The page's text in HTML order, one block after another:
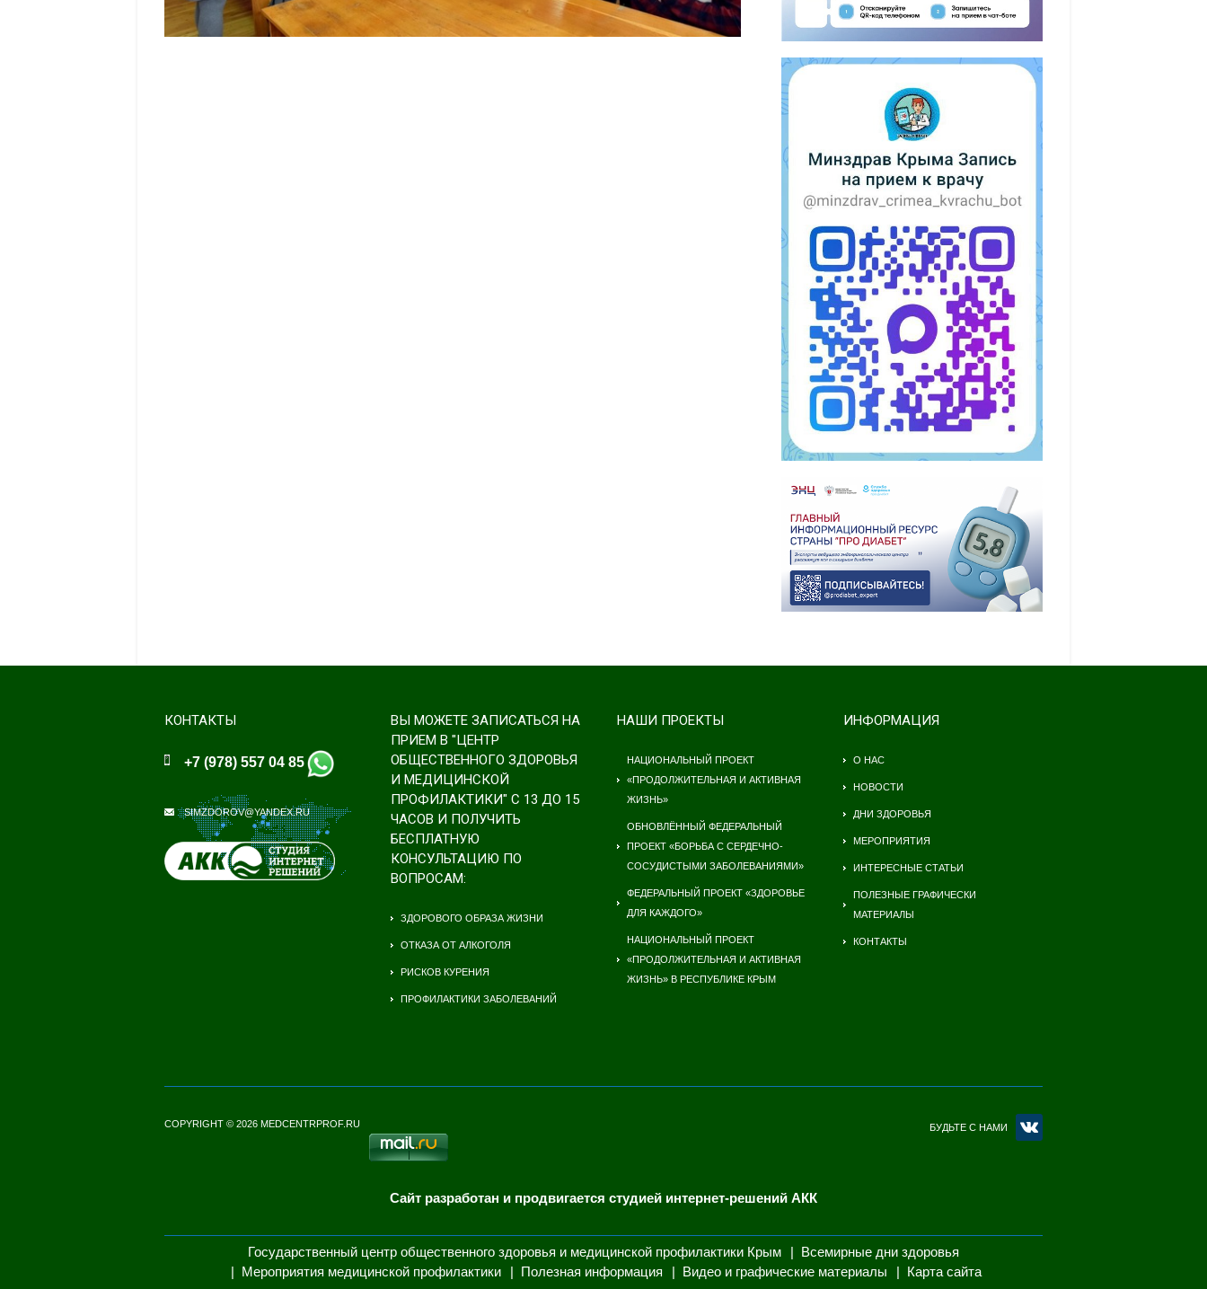
КОНТАКТЫ
+7 (978) 557 04 85
SIMZDOROV@YANDEX.RU
ВЫ МОЖЕТЕ ЗАПИСАТЬСЯ НА
ПРИЕМ В "ЦЕНТР
ОБЩЕСТВЕННОГО ЗДОРОВЬЯ
И МЕДИЦИНСКОЙ
ПРОФИЛАКТИКИ" С 13 ДО 15
ЧАСОВ И ПОЛУЧИТЬ
БЕСПЛАТНУЮ
КОНСУЛЬТАЦИЮ ПО
ВОПРОСАМ:
ЗДОРОВОГО ОБРАЗА ЖИЗНИ
ОТКАЗА ОТ АЛКОГОЛЯ
РИСКОВ КУРЕНИЯ
ПРОФИЛАКТИКИ ЗАБОЛЕВАНИЙ
НАШИ ПРОЕКТЫ
НАЦИОНАЛЬНЫЙ ПРОЕКТ
«ПРОДОЛЖИТЕЛЬНАЯ И АКТИВНАЯ
ЖИЗНЬ»
ОБНОВЛЁННЫЙ ФЕДЕРАЛЬНЫЙ
ПРОЕКТ «БОРЬБА С СЕРДЕЧНО-
СОСУДИСТЫМИ ЗАБОЛЕВАНИЯМИ»
ФЕДЕРАЛЬНЫЙ ПРОЕКТ «ЗДОРОВЬЕ
ДЛЯ КАЖДОГО»
НАЦИОНАЛЬНЫЙ ПРОЕКТ
«ПРОДОЛЖИТЕЛЬНАЯ И АКТИВНАЯ
ЖИЗНЬ» В РЕСПУБЛИКЕ КРЫМ
ИНФОРМАЦИЯ
О НАС
НОВОСТИ
ДНИ ЗДОРОВЬЯ
МЕРОПРИЯТИЯ
ИНТЕРЕСНЫЕ СТАТЬИ
ПОЛЕЗНЫЕ ГРАФИЧЕСКИ
МАТЕРИАЛЫ
КОНТАКТЫ
COPYRIGHT © 2026 MEDCENTRPROF.RU БУДЬТЕ С НАМИ
Сайт разработан и продвигается студией интернет-решений АКК
Государственный центр общественного здоровья и медицинской профилактики Крым
Всемирные дни здоровья
Мероприятия медицинской профилактики
Полезная информация Видео и графические материалы Карта сайта